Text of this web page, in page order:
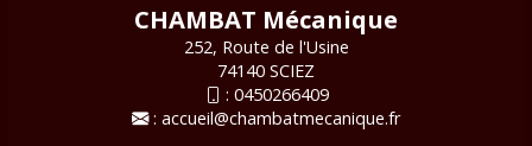
CHAMBAT Mécanique
252, Route de l'Usine
74140 SCIEZ
: 0450266409
: accueil@chambatmecanique.fr